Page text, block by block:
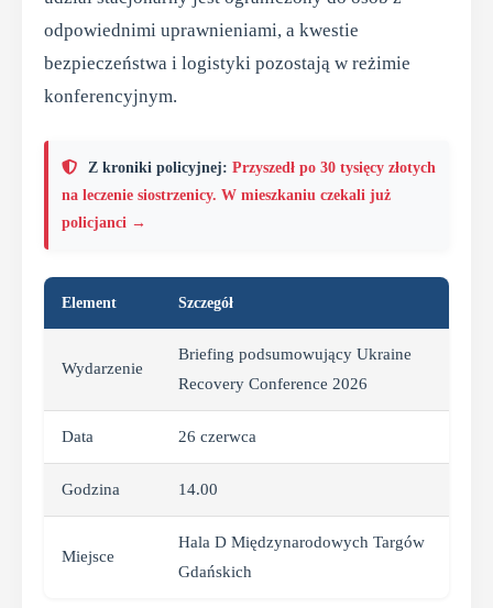
odpowiednimi uprawnieniami, a kwestie
bezpieczeństwa i logistyki pozostają w reżimie
konferencyjnym.
Z kroniki policyjnej: Przyszedł po 30 tysięcy złotych
na leczenie siostrzenicy. W mieszkaniu czekali już
policjanci →
Element Szczegół
Wydarzenie
Briefing podsumowujący Ukraine
Recovery Conference 2026
Data 26 czerwca
Godzina 14.00
Miejsce
Hala D Międzynarodowych Targów
Gdańskich